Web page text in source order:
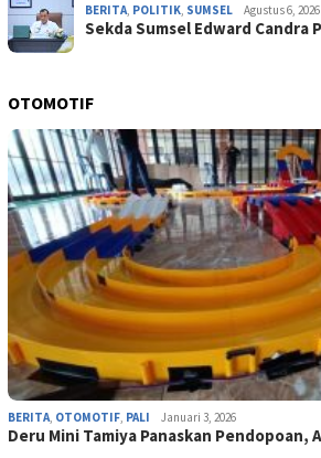
BERITA POLITIK SUMSEL Agustus 6, 2026
Sekda Sumsel Edward Candra
OTOMOTIF
BERITA OTOMOTIF PALI Januari 3, 2026
Deru Mini Tamiya Panaskan Pendopoan,